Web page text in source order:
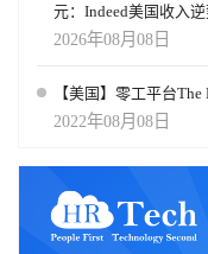
元：Indeed美国收入
2026年08月08日
【美国】零工平台
2022年08月08日